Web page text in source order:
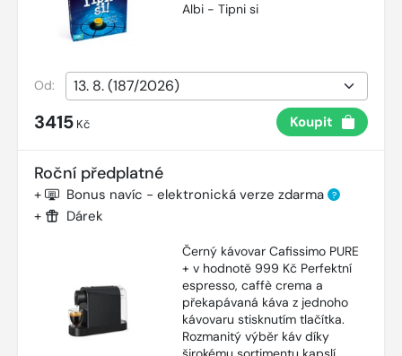
Albi - Tipni si
Od:
3415 Kč Koupit
Roční předplatné
+ Bonus navíc - elektronická verze zdarma ?
+ Dárek
Černý kávovar Cafissimo PURE
+ v hodnotě 999 Kč Perfektní
espresso, caffè crema a
překapávaná káva z jednoho
kávovaru stisknutím tlačítka.
Rozmanitý výběr káv díky